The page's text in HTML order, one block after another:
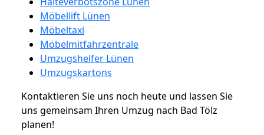
Möbellift Lünen
Möbeltaxi
Möbelmitfahrzentrale
Umzugshelfer Lünen
Umzugskartons
Kontaktieren Sie uns noch heute und lassen Sie
uns gemeinsam Ihren Umzug nach Bad Tölz
planen!